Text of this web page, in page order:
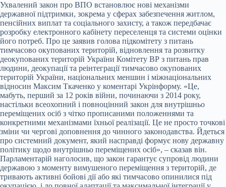
Ухвалений закон про ВПО встановлює нові механізми
державної підтримки, зокрема у сферах забезпечення житлом,
пенсійних виплат та соціального захисту, а також передбачає
розробку електронного кабінету переселенця та системи оцінки
його потреб. Про це заявив голова підкомітету з питань
тимчасово окупованих територій, відновлення та розвитку
деокупованих територій України Комітету ВР з питань прав
людини, деокупації та реінтеграції тимчасово окупованих
територій України, національних меншин і міжнаціональних
відносин Максим Ткаченко у коментарі Укрінформу. «Це,
мабуть, перший за 12 років війни, починаючи з 2014 року,
настільки всеохопний і повноцінний закон для внутрішньо
переміщених осіб з чітко прописаними положеннями та
конкретними механізмами їхньої реалізації. Це не просто точкові
зміни чи чергові доповнення до чинного законодавства. Йдеться
про системний документ, який насправді формує нову державну
політику щодо внутрішньо переміщених осіб», – сказав він.
Парламентарій наголосив, що закон гарантує супровід людини
державою з моменту вимушеного переміщення з територій, де
тривають активні бойові дії або які тимчасово опинилися під